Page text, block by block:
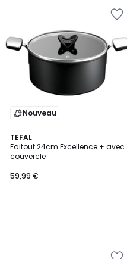
Nouveau
TEFAL
Faitout 24cm Excellence + avec
couvercle
59,99 €